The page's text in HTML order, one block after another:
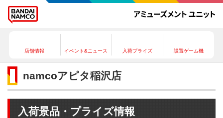
店舗情報 イベント&ニュース 入荷プライズ 設置ゲーム機
namcoアピタ稲沢店
入荷景品・プライズ情報